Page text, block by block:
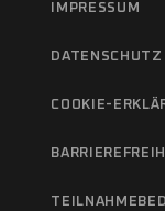
IMPRESSUM
DATENSCHUTZ
COOKIE-